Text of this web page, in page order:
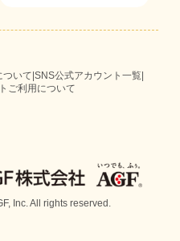
ついて SNS公式アカウント一覧
ご利用について
Inc. All rights reserved.